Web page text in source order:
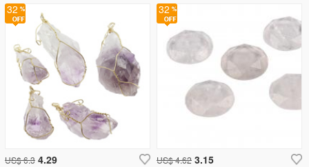
32
US$ 6.3 4.29
32
US$ 4.62 3.15